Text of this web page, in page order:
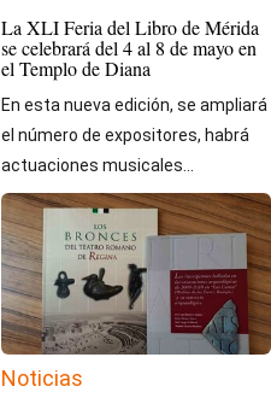
La XLI Feria del Libro de Mérida
se celebrará del 4 al 8 de mayo en
el Templo de Diana
En esta nueva edición, se ampliará
el número de expositores, habrá
actuaciones musicales...
Noticias